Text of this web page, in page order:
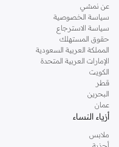
اليه.
تسوقي دوروثي بيركنز اون لاين
تسوقي دوروثي بيركنز اون لاين من
دوروثي بيركنز الشهيرة. تصفحي
استخدمي القائمة لتحديد تجربة
والدعم الاستثنائي يضمن لك تجربة
عن نمشي
سياسة الخصوصية
سياسة الاسترجاع
حقوق المستهلك
المملكة العربية السعودية
الإمارات العربية المتحدة
الكويت
قطر
البحرين
عمان
أزياء النساء
ملابس